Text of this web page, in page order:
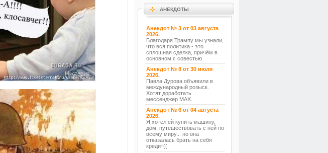
АНЕКДОТЫ
Анекдот № 3 от 03 августа
2026.
Благодаря Трампу мы узнали,
что вся политика - это
сплошная сделка, причём в
основном с совестью
Анекдот № 8 от 30 июля
2026.
Павла Дурова объявили в
международный розыск.
Хотят доработать
мессенджер MAX.
Анекдот № 6 от 04 августа
2026.
Я хотел ей купить машину,
дом, путешествовать с ней по
всему миру... но она
отказалась брать на себя
кредит((